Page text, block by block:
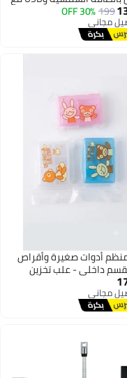
للمكشات والرحلات -
ماسي
199
30% OFF
مجاني
مجاني
أدوات صغيرة وأقراص
داخلي - علب تخزين
برسومات كرتونية لطيفة،
مجاني
مجاني